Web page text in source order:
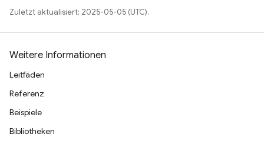
Zuletzt aktualisiert: 2025-05-05 (UTC).
Weitere Informationen
Leitfäden
Referenz
Beispiele
Bibliotheken